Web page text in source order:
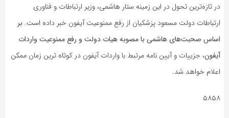
در تازه‌ترین تحول در این زمینه ستار هاشمی، وزیر ارتباطات و فناوری
ارتباطات دولت مسعود پزشکیان از رفع ممنوعیت آیفون خبر داده است. بر
اساس صحبت‌های هاشمی با مصوبه هیات دولت و رفع ممنوعیت واردات
آیفون، جزییات و آیین‌ نامه مرتبط با واردات آیفون در کوتاه‌ ترین زمان ممکن
اعلام خواهد شد.
۵۸۵۸